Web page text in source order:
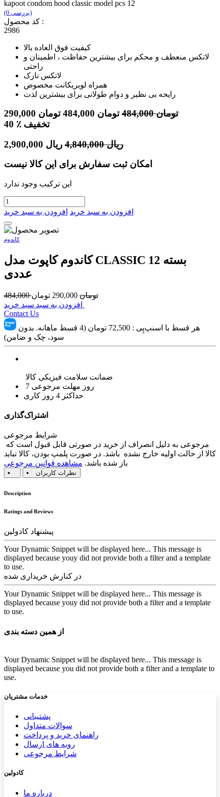
kapoot condom hood classic model pcs 12
(0 بررسی)
کد محصول :
2986
کیفیت فوق العاده بالا
لاتکس منعطف و محکم برای بیشترین حفاظت ، اطمینان و
راحتی
لاتکس نازک
همراه لوبریکانت مخصوص
رایحه بی نظیر و دوام طولانی برای بیشترین لذت
290,000 تومان 484,000تومان 484,000 تومان
40
٪ تخفیف
2,900,000 ریال 4,840,000 ریال
امکان ثبت سفارش برای این کالا نیست
این ترکیب وجود ندارد
افزودن به سبد خرید افزودن به سبد خرید
کاندوم
کاندوم کاپوت مدل CLASSIC بسته 12
عددی
484,000 تومان 290,000 تومان
Contact Us
هر قسط با اسنپ‌پِی : 72,500
تومان (4 قسط ماهانه. بدون
سود، چک و ضامن)
ضمانت سلامت فیزیکی کالا
7 روز مهلت مرجوعی
حداکثر 4 روز کاری
اشتراک‌گذاری
شرایط مرجوعی
کالا از حالت اولیه خارج نشده باشد. در صورت پلمپ بودن، کالا نباید
باز شده باشد. مشاهده قوانین مرجوعی
نظرات کاربران
Description
Ratings and Reviews
پیشنهاد کادولین
Your Dynamic Snippet will be displayed here... This message is
displayed because youy did not provide both a filter and a template
to use.
در کنارش خریداری شده
Your Dynamic Snippet will be displayed here... This message is
displayed because youy did not provide both a filter and a template
to use.
از همین دسته بندی
Your Dynamic Snippet will be displayed here... This message is
displayed because you did not provide both a filter and a template to
use.
خدمات مشتریان
پشتیب​​انی
سوالات متداول
راهنمای خرید و پرداخت
رویه های ارسال
شرایط مرجوعی
کادولین
درباره ما